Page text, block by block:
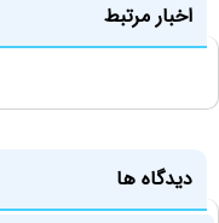
اخبار مرتبط
دیدگاه ها